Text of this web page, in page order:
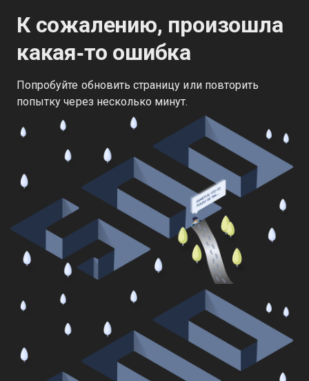
К сожалению, произошла
какая‑то ошибка
Попробуйте обновить страницу или повторить
попытку через несколько минут.